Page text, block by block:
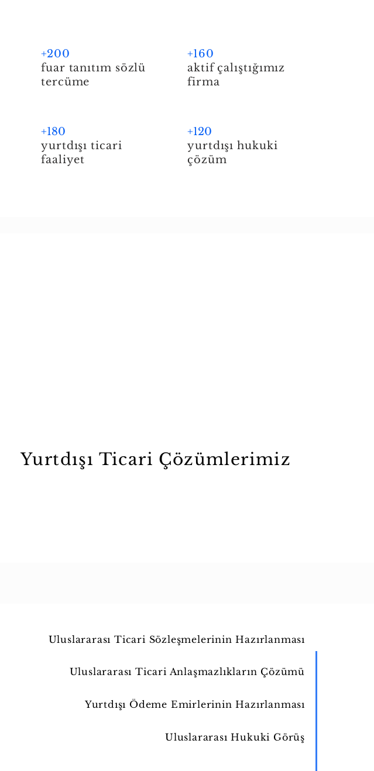
+200
fuar tanıtım sözlü
tercüme
+160
aktif çalıştığımız
firma
+180
yurtdışı ticari
faaliyet
+120
yurtdışı hukuki
çözüm
Yurtdışı Ticari Çözümlerimiz
Uluslararası Ticari Sözleşmelerinin Hazırlanması
Uluslararası Ticari Anlaşmazlıkların Çözümü
Yurtdışı Ödeme Emirlerinin Hazırlanması
Uluslararası Hukuki Görüş